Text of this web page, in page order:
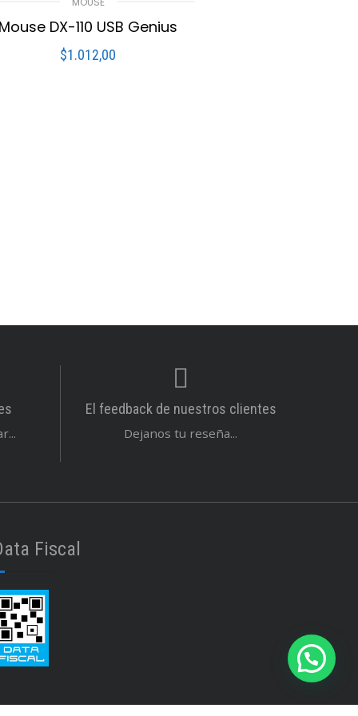
DX-110 USB Genius
$1.012,00
LEER MÁS
El feedback de nuestros clientes
Dejanos tu reseña...
Fiscal